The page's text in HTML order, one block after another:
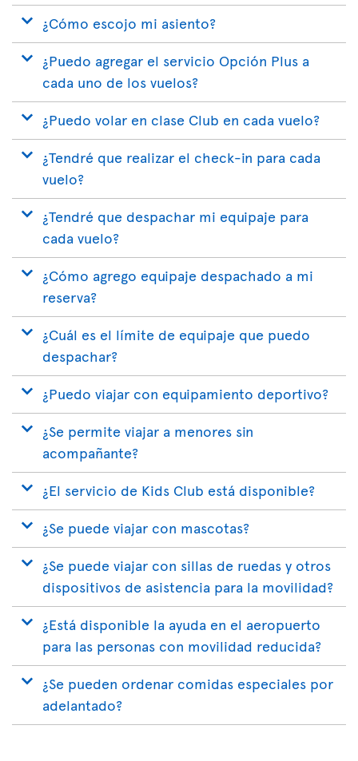
¿Cómo escojo mi asiento?
¿Puedo agregar el servicio Opción Plus a
cada uno de los vuelos?
¿Puedo volar en clase Club en cada vuelo?
¿Tendré que realizar el check-in para cada
vuelo?
¿Tendré que despachar mi equipaje para
cada vuelo?
¿Cómo agrego equipaje despachado a mi
reserva?
¿Cuál es el límite de equipaje que puedo
despachar?
¿Puedo viajar con equipamiento deportivo?
¿Se permite viajar a menores sin
acompañante?
¿El servicio de Kids Club está disponible?
¿Se puede viajar con mascotas?
¿Se puede viajar con sillas de ruedas y otros
dispositivos de asistencia para la movilidad?
¿Está disponible la ayuda en el aeropuerto
para las personas con movilidad reducida?
¿Se pueden ordenar comidas especiales por
adelantado?